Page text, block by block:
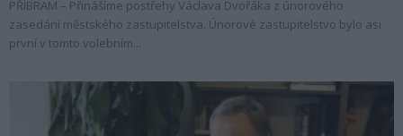
PŘÍBRAM – Přinášíme postřehy Václava Dvořáka z únorového
zasedání městského zastupitelstva. Únorové zastupitelstvo bylo asi
první v tomto volebním...